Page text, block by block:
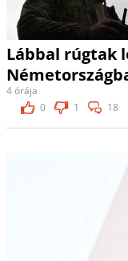
Lábbal rúgtak
4 órája
0
1 18